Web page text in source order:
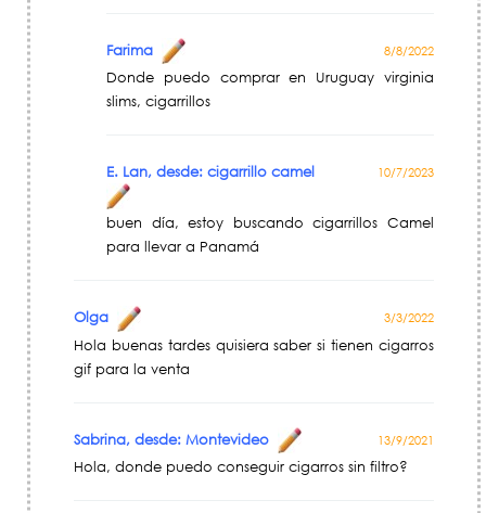
Farima 8/8/2022
Donde puedo comprar en Uruguay virginia
slims, cigarrillos
E. Lan, desde: cigarrillo camel 10/7/2023
buen día, estoy buscando cigarrillos Camel
para llevar a Panamá
Olga 3/3/2022
Hola buenas tardes quisiera saber si tienen cigarros
gif para la venta
Sabrina, desde: Montevideo 13/9/2021
Hola, donde puedo conseguir cigarros sin filtro?